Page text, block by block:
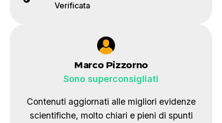
Verificata
Marco Pizzorno
Sono superconsigliati
Contenuti aggiornati alle migliori evidenze
scientifiche, molto chiari e pieni di spunti